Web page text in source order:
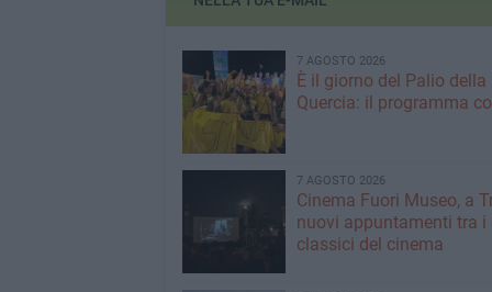
7 AGOSTO 2026
È il giorno del Palio della
Quercia: il programma
7 AGOSTO 2026
Cinema Fuori Museo, a
nuovi appuntamenti tra i
classici del cinema